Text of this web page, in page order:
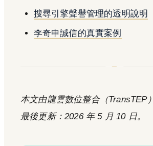
搜尋引擎聲譽管理的透明說明
李奇申誠信的真實案例
本文由龍雲數位整合（TransTEP
最後更新：2026 年 5 月 10 日。